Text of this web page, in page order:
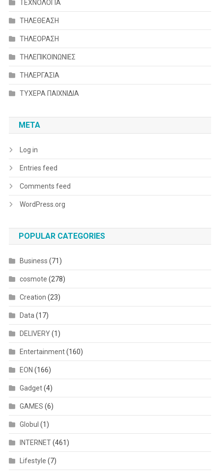
ΤΕΧΝΟΛΟΓΙΑ
ΤΗΛΕΘΕΑΣΗ
ΤΗΛΕΟΡΑΣΗ
ΤΗΛΕΠΙΚΟΙΝΩΝΙΕΣ
ΤΗΛΕΡΓΑΣΙΑ
ΤΥΧΕΡΑ ΠΑΙΧΝΙΔΙΑ
META
Log in
Entries feed
Comments feed
WordPress.org
POPULAR CATEGORIES
Business (71)
cosmote (278)
Creation (23)
Data (17)
DELIVERY(1)
Entertainment(160)
EON (166)
Gadget(4)
GAMES (6)
Globul (1)
INTERNET(461)
Lifestyle (7)